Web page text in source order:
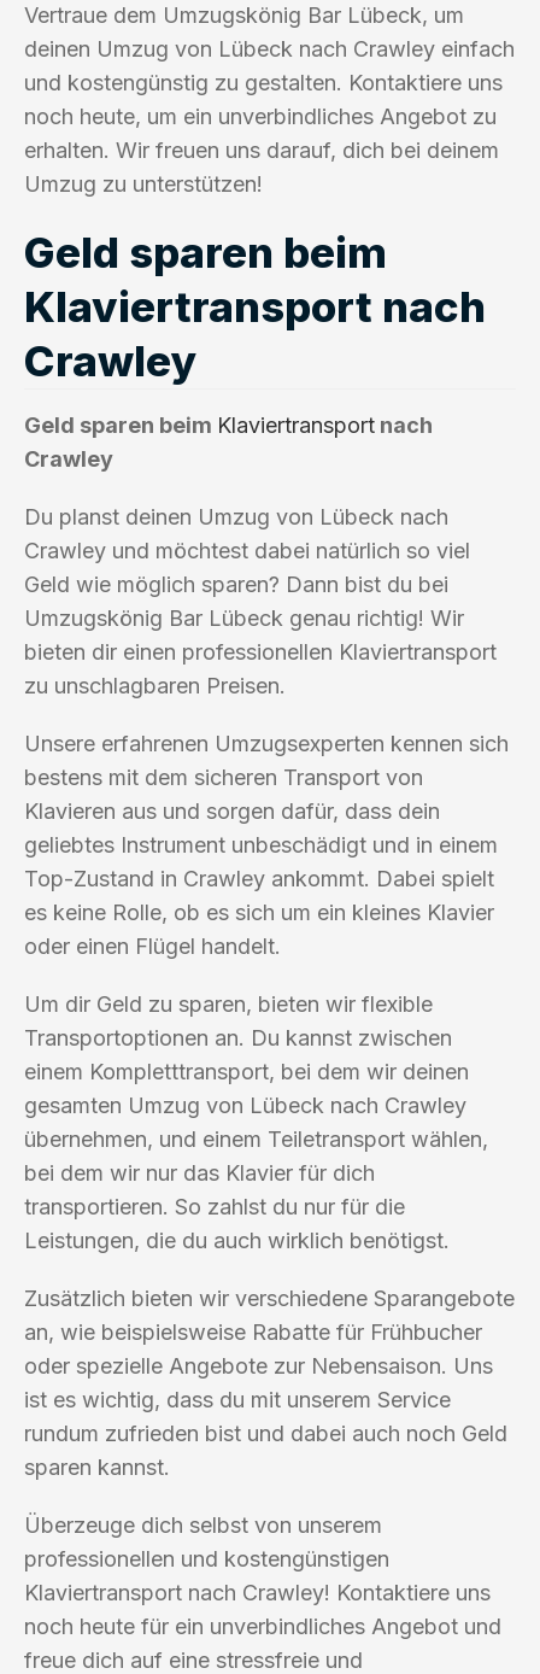
Vertraue dem Umzugskönig Bar Lübeck, um
deinen Umzug von Lübeck nach Crawley einfach
und kostengünstig zu gestalten. Kontaktiere uns
noch heute, um ein unverbindliches Angebot zu
erhalten. Wir freuen uns darauf, dich bei deinem
Umzug zu unterstützen!
Geld sparen beim
Klaviertransport nach
Crawley
Geld sparen beim Klaviertransport nach
Crawley
Du planst deinen Umzug von Lübeck nach
Crawley und möchtest dabei natürlich so viel
Geld wie möglich sparen? Dann bist du bei
Umzugskönig Bar Lübeck genau richtig! Wir
bieten dir einen professionellen Klaviertransport
zu unschlagbaren Preisen.
Unsere erfahrenen Umzugsexperten kennen sich
bestens mit dem sicheren Transport von
Klavieren aus und sorgen dafür, dass dein
geliebtes Instrument unbeschädigt und in einem
Top-Zustand in Crawley ankommt. Dabei spielt
es keine Rolle, ob es sich um ein kleines Klavier
oder einen Flügel handelt.
Um dir Geld zu sparen, bieten wir flexible
Transportoptionen an. Du kannst zwischen
einem Kompletttransport, bei dem wir deinen
gesamten Umzug von Lübeck nach Crawley
übernehmen, und einem Teiletransport wählen,
bei dem wir nur das Klavier für dich
transportieren. So zahlst du nur für die
Leistungen, die du auch wirklich benötigst.
Zusätzlich bieten wir verschiedene Sparangebote
an, wie beispielsweise Rabatte für Frühbucher
oder spezielle Angebote zur Nebensaison. Uns
ist es wichtig, dass du mit unserem Service
rundum zufrieden bist und dabei auch noch Geld
sparen kannst.
Überzeuge dich selbst von unserem
professionellen und kostengünstigen
Klaviertransport nach Crawley! Kontaktiere uns
noch heute für ein unverbindliches Angebot und
freue dich auf eine stressfreie und